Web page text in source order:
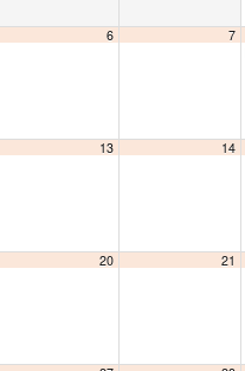
6 7
13 14
20 21